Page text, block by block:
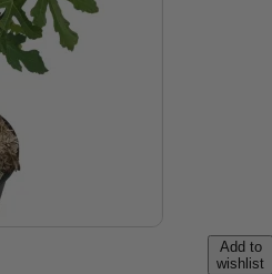
Add to
wishlist